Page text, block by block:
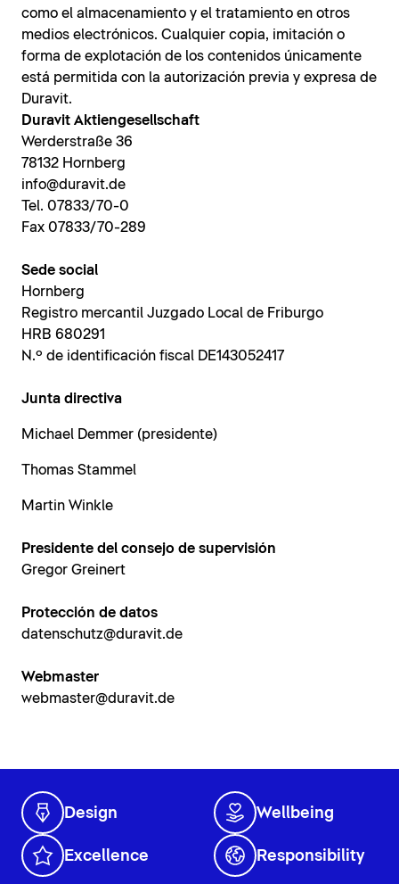
como el almacenamiento y el tratamiento en otros
medios electrónicos. Cualquier copia, imitación o
forma de explotación de los contenidos únicamente
está permitida con la autorización previa y expresa de
Duravit.
Duravit Aktiengesellschaft
Werderstraße 36
78132 Hornberg
info@duravit.de
Tel. 07833/70-0
Fax 07833/70-289
Sede social
Hornberg
Registro mercantil Juzgado Local de Friburgo
HRB 680291
N.º de identificación fiscal DE143052417
Junta directiva
Michael Demmer (presidente)
Thomas Stammel
Martin Winkle
Presidente del consejo de supervisión
Gregor Greinert
Protección de datos
datenschutz@duravit.de
Webmaster
webmaster@duravit.de
Design Wellbeing
Excellence Responsibility